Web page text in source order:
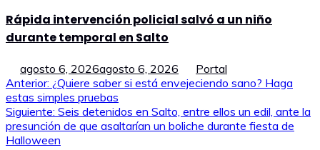
Rápida intervención policial salvó a un niño
durante temporal en Salto
agosto 6, 2026agosto 6, 2026 Portal
Navegación
de
entradas
Anterior: ¿Quiere saber si está envejeciendo sano? Haga
estas simples pruebas
Siguiente: Seis detenidos en Salto, entre ellos un edil, ante la
presunción de que asaltarían un boliche durante fiesta de
Halloween